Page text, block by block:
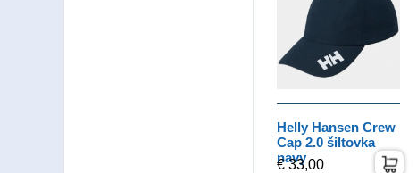
Helly Hansen Crew
Cap 2.0 šiltovka
navy
€ 33,00